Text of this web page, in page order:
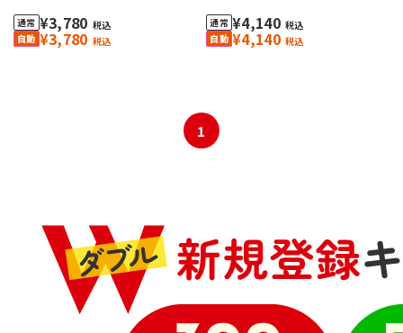
¥3,780 税込
¥3,780 税込
¥4,140 税込
¥4,140 税込
1